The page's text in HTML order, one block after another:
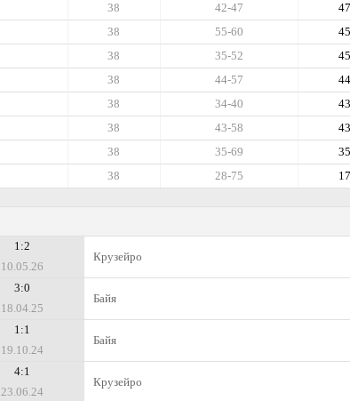
47
42-47
38
45
55-60
38
45
35-52
38
44
44-57
38
43
34-40
38
43
43-58
38
35
35-69
38
17
28-75
38
1:2
10.05.26
Крузейро
3:0
18.04.25
Байя
1:1
19.10.24
Байя
4:1
23.06.24
Крузейро